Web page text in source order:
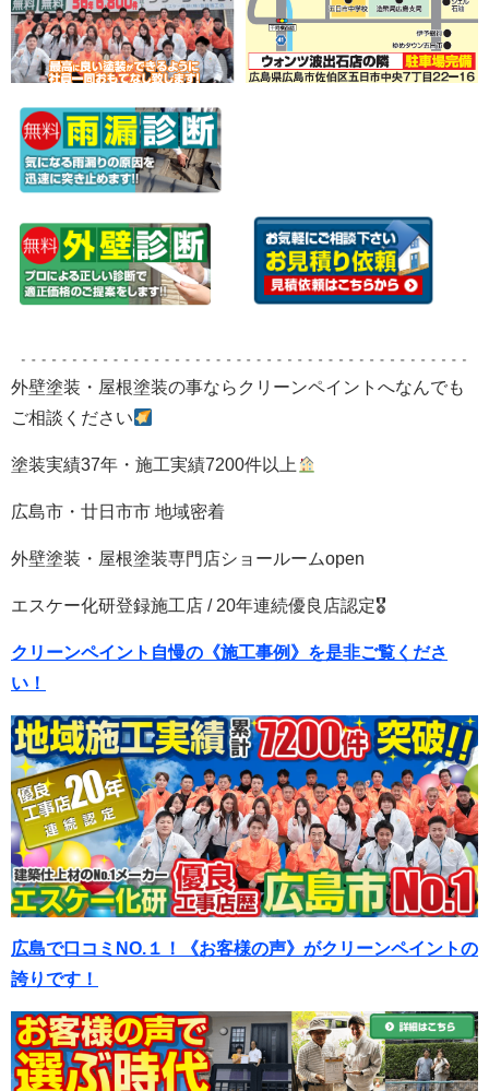
外壁塗装・屋根塗装の事ならクリーンペイントへなんでも
ご相談ください
塗装実績37年・施工実績7200件以上
広島市・廿日市市 地域密着
外壁塗装・屋根塗装専門店ショールームopen
エスケー化研登録施工店 / 20年連続優良店認定🎖
クリーンペイント自慢の《施工事例》を是非ご覧くださ
い！
広島で口コミNO.１！《お客様の声》がクリーンペイントの
誇りです！